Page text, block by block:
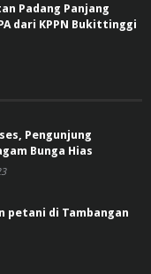
Padang Panjang
dari KPPN Bukittinggi
Pengunjung
Bunga Hias
petani di Tambangan